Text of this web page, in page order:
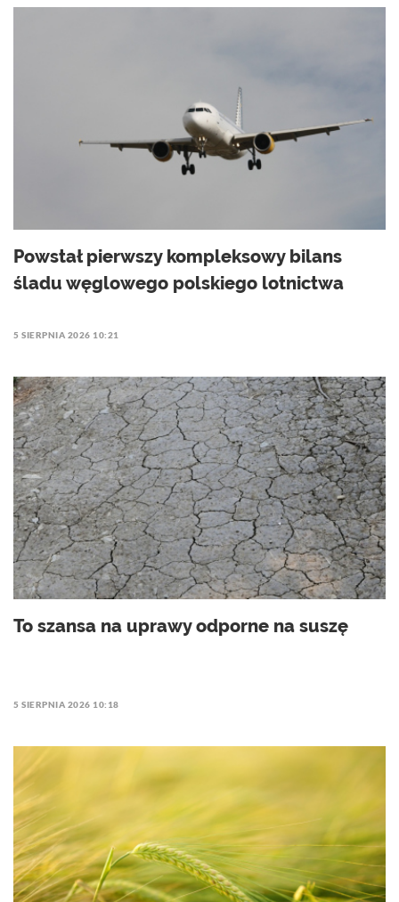
Powstał pierwszy kompleksowy bilans
śladu węglowego polskiego lotnictwa
5 SIERPNIA 2026 10:21
To szansa na uprawy odporne na suszę
5 SIERPNIA 2026 10:18